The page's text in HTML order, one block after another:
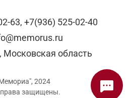
63, +7(936) 525-02-40
Московская область
2024
защищены.